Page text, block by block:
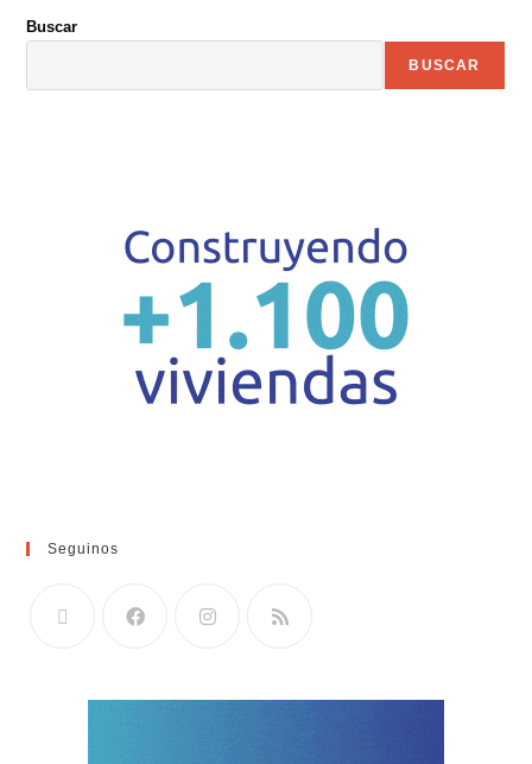
Buscar
BUSCAR
Seguinos